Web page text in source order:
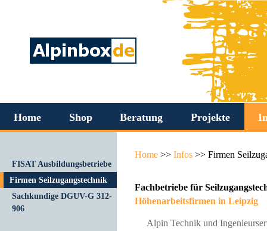
Home Shop Beratung Projekte
FISAT Ausbildungsbetriebe
Firmen Seilzugangstechnik
Sachkundige DGUV-G 312-
906
Home >> Infos >> Firmen
Fachbetriebe für
Höhenarbeitsfirmen in Leipzig
Alpin Technik und